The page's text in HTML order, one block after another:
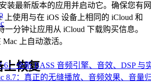
：全新 BASS 音频引擎、音效、DSP 与
8.7：真正的无缝播放、音频效果、音量
装最新版本的应用并启动它。确保您有网
上使用与在 iOS 设备上相同的 iCloud 和
一分钟让应用从 iCloud 下载购买信息。
上自动激活。
上恢复